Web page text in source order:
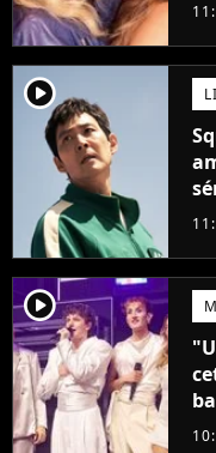
player2
player2